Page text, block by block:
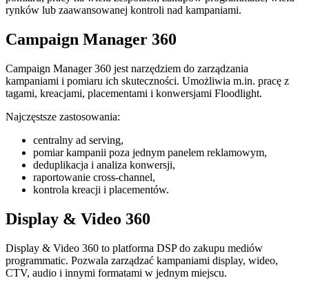
rynków lub zaawansowanej kontroli nad kampaniami.
Campaign Manager 360
Campaign Manager 360 jest narzędziem do zarządzania
kampaniami i pomiaru ich skuteczności. Umożliwia m.in. pracę z
tagami, kreacjami, placementami i konwersjami Floodlight.
Najczęstsze zastosowania:
centralny ad serving,
pomiar kampanii poza jednym panelem reklamowym,
deduplikacja i analiza konwersji,
raportowanie cross-channel,
kontrola kreacji i placementów.
Display & Video 360
Display & Video 360 to platforma DSP do zakupu mediów
programmatic. Pozwala zarządzać kampaniami display, wideo,
CTV, audio i innymi formatami w jednym miejscu.